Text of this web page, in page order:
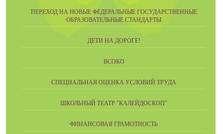
ПЕРЕХОД НА НОВЫЕ ФЕДЕРАЛЬНЫЕ ГОСУДАРСТВЕННЫЕ
ОБРАЗОВАТЕЛЬНЫЕ СТАНДАРТЫ
ДЕТИ НА ДОРОГЕ!
ВСОКО
СПЕЦИАЛЬНАЯ ОЦЕНКА УСЛОВИЙ ТРУДА
ШКОЛЬНЫЙ ТЕАТР "КАЛЕЙДОСКОП"
ФИНАНСОВАЯ ГРАМОТНОСТЬ